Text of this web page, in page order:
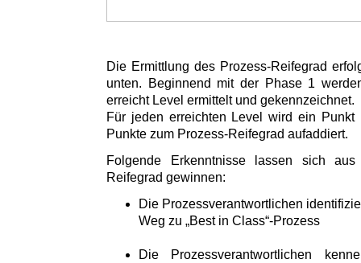
Die Ermittlung des Prozess-Reifegrad
unten. Beginnend mit der Phase 1
erreicht Level ermittelt und gekennzeichnet.
Für jeden erreichten Level wird ein
Punkte zum Prozess-Reifegrad aufaddiert.
Folgende Erkenntnisse lassen sich
Reifegrad gewinnen:
Die Prozessverantwortlichen
Weg zu „Best in Class“-Prozess
Die Prozessverantwortlichen